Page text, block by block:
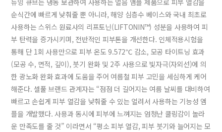
뉴잉 큐브는 냉동 보관하여 사용하는 얼음 앰플 제품으로 피부 열감을
순식간에 빠르게 낮춰줄 뿐 아니라, 해양 심층수 베이스와 국내 최초로
사용하는 스위스 원료사의 리프토닌(LIFTONIN™) 성분을 사용하여 피
부 탄력을 증가시키며, 전반적인 피부톤을 개선한다. 인체적용시험을
통해 단 1회 사용만으로 피부 온도 9.572℃ 감소, 모공 타이트닝 효과
(모공 수, 면적, 깊이), 붓기 완화 및 2주 사용으로 빛자극(자외선)에 의
한 광노화 완화 효과에 도움을 주어 여름철 피부 고민을 세심하게 케어
해준다. 셀풀 브랜드 관계자는 “점점 더 길어지는 여름 날씨를 대비하여
빠르고 손쉽게 피부 열감을 낮춰줄 수 있는 얼려서 사용하는 기능성 앰
플을 개발했다. 사용과 동시에 피부에 느껴지는 엄청난 쿨링감이 놀라
운 만족도를 줄 것” 이라면서 “평소 피부 열감, 피부 붓기와 늘어지는 모